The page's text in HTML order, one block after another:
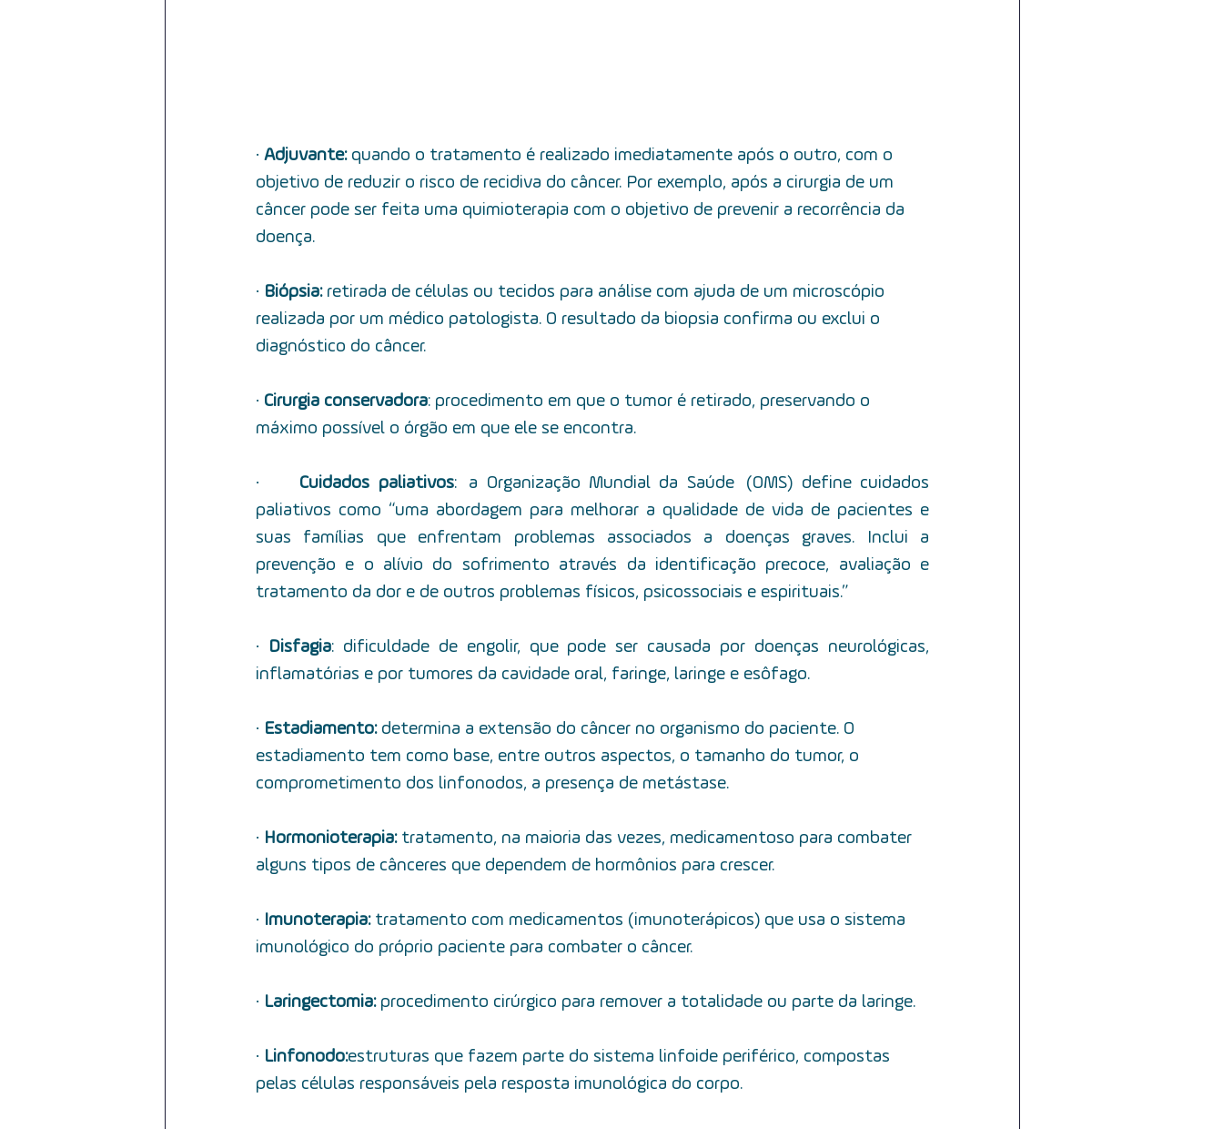
· Adjuvante: quando o tratamento é realizado imediatamente após o outro, com o
objetivo de reduzir o risco de recidiva do câncer. Por exemplo, após a cirurgia de um
câncer pode ser feita uma quimioterapia com o objetivo de prevenir a recorrência da
doença.
· Biópsia: retirada de células ou tecidos para análise com ajuda de um microscópio
realizada por um médico patologista. O resultado da biopsia confirma ou exclui o
diagnóstico do câncer.
· Cirurgia conservadora:  procedimento em que o tumor é retirado, preservando o
máximo possível o órgão em que ele se encontra.
· Cuidados paliativos:  a Organização Mundial da Saúde  (OMS) define cuidados
paliativos como “uma abordagem para melhorar a qualidade de vida de pacientes e
suas famílias que enfrentam problemas associados a doenças graves. Inclui a
prevenção e o alívio do sofrimento através da identificação precoce, avaliação e
tratamento da dor e de outros problemas físicos, psicossociais e espirituais.”
· Disfagia: dificuldade de engolir, que pode ser causada por doenças neurológicas,
inflamatórias e por tumores da cavidade oral, faringe, laringe e esôfago.
· Estadiamento: determina a extensão do câncer no organismo do paciente. O
estadiamento tem como base, entre outros aspectos, o tamanho do tumor, o
comprometimento dos linfonodos, a presença de metástase.
· Hormonioterapia: tratamento, na maioria das vezes, medicamentoso para combater
alguns tipos de cânceres que dependem de hormônios para crescer.
· Imunoterapia: tratamento com medicamentos (imunoterápicos) que usa o sistema
imunológico do próprio paciente para combater o câncer.
· Laringectomia: procedimento cirúrgico para remover a totalidade ou parte da laringe.
· Linfonodo: estruturas que fazem parte do sistema linfoide periférico, compostas
pelas células responsáveis pela resposta imunológica do corpo.